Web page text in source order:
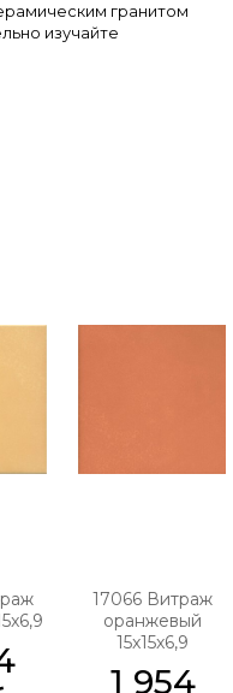
гранитом
изучайте
17066 Витраж
оранжевый
15x15x6,9
1 954